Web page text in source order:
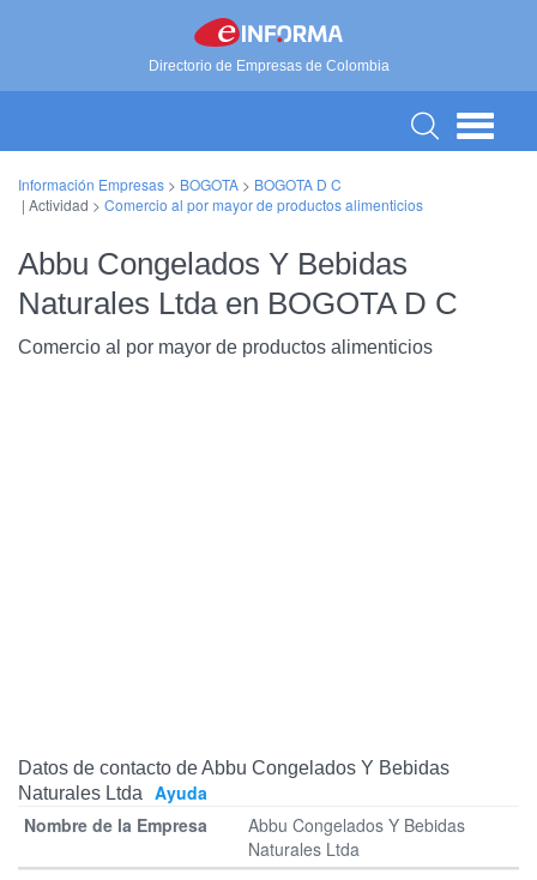
Directorio de Empresas de Colombia
Información Empresas > BOGOTA > BOGOTA D C
| Actividad > Comercio al por mayor de productos alimenticios
Abbu Congelados Y Bebidas
Naturales Ltda en BOGOTA D C
Comercio al por mayor de productos alimenticios
Datos de contacto de Abbu Congelados Y Bebidas
Naturales Ltda
Ayuda
Abbu Congelados Y Bebidas
Naturales Ltda